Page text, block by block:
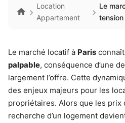
Location
Appartement
Le
Le marché locatif à Paris
palpable, conséquence d’une
largement l’offre. Cette
des enjeux majeurs pour les
propriétaires. Alors que les prix
recherche d’un logement